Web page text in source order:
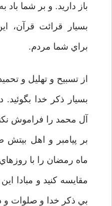
باز داريد. و بر شما باد به
بسيار قرائت قرآن،
براي شما مردم.
از تسبيح و تهليل و
بسيار ذکر خدا
آل محمد را فراموش
بر پيامبر و اهل بيتش
ماه رمضان را با
مقايسه کنيد و مبادا
بي ذکر خدا و صلوات و